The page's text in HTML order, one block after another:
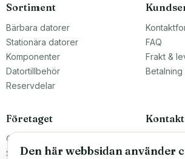
Sortiment
Bärbara datorer
Stationära datorer
Komponenter
Datortillbehör
Reservdelar
FAQ
Frakt &
Betalning
Företaget
Om oss
Större inköp?
Malmö,
Den här webbsidan använder